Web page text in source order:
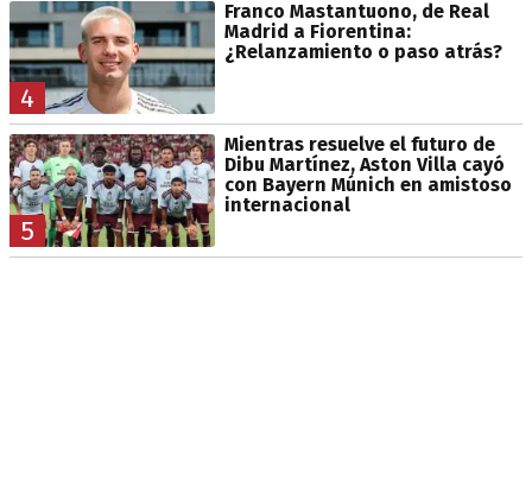
4
Franco Mastantuono, de Real
Madrid a Fiorentina:
¿Relanzamiento o paso atrás?
5
Mientras resuelve el futuro de
Dibu Martínez, Aston Villa cayó
con Bayern Múnich en amistoso
internacional